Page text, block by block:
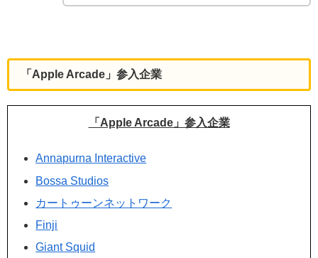
「Apple Arcade」参入企業
「Apple Arcade」参入企業
Annapurna Interactive
Bossa Studios
カートゥーンネットワーク
Finji
Giant Squid